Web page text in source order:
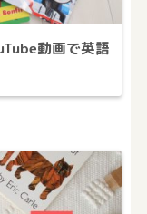
動画で英語